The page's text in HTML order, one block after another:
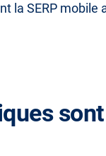
la SERP mobile